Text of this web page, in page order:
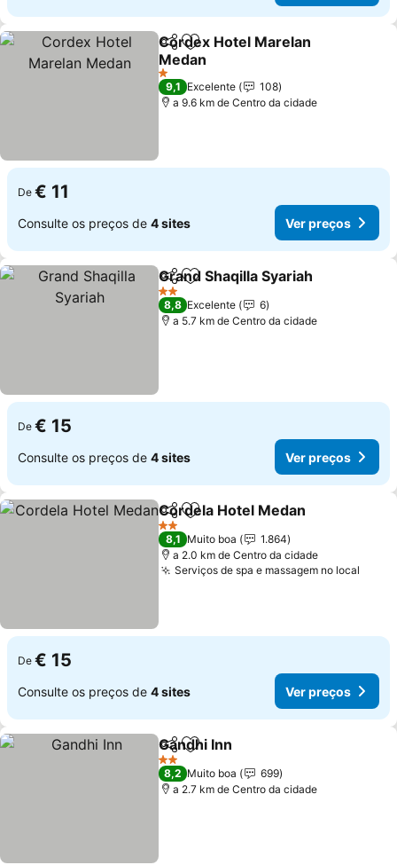
PartilharAdicionar aos favoritos
Cordex Hotel Marelan
Medan
Ver preços
1 Estrelas
9,1 Excelente
108
a 9.6 km de Centro da cidade
De € 11
Consulte os preços de 4 sites Ver preços
PartilharAdicionar aos favoritos
Grand Shaqilla Syariah
2 Estrelas
8,8 Excelente
6
a 5.7 km de Centro da cidade
De € 15
Consulte os preços de 4 sites Ver preços
PartilharAdicionar aos favoritos
Cordela Hotel Medan
2 Estrelas
8,1 Muito boa
1.864
a 2.0 km de Centro da cidade
Serviços de spa e massagem no local
De € 15
Consulte os preços de 4 sites Ver preços
PartilharAdicionar aos favoritos
Gandhi Inn
2 Estrelas
8,2 Muito boa
699
a 2.7 km de Centro da cidade